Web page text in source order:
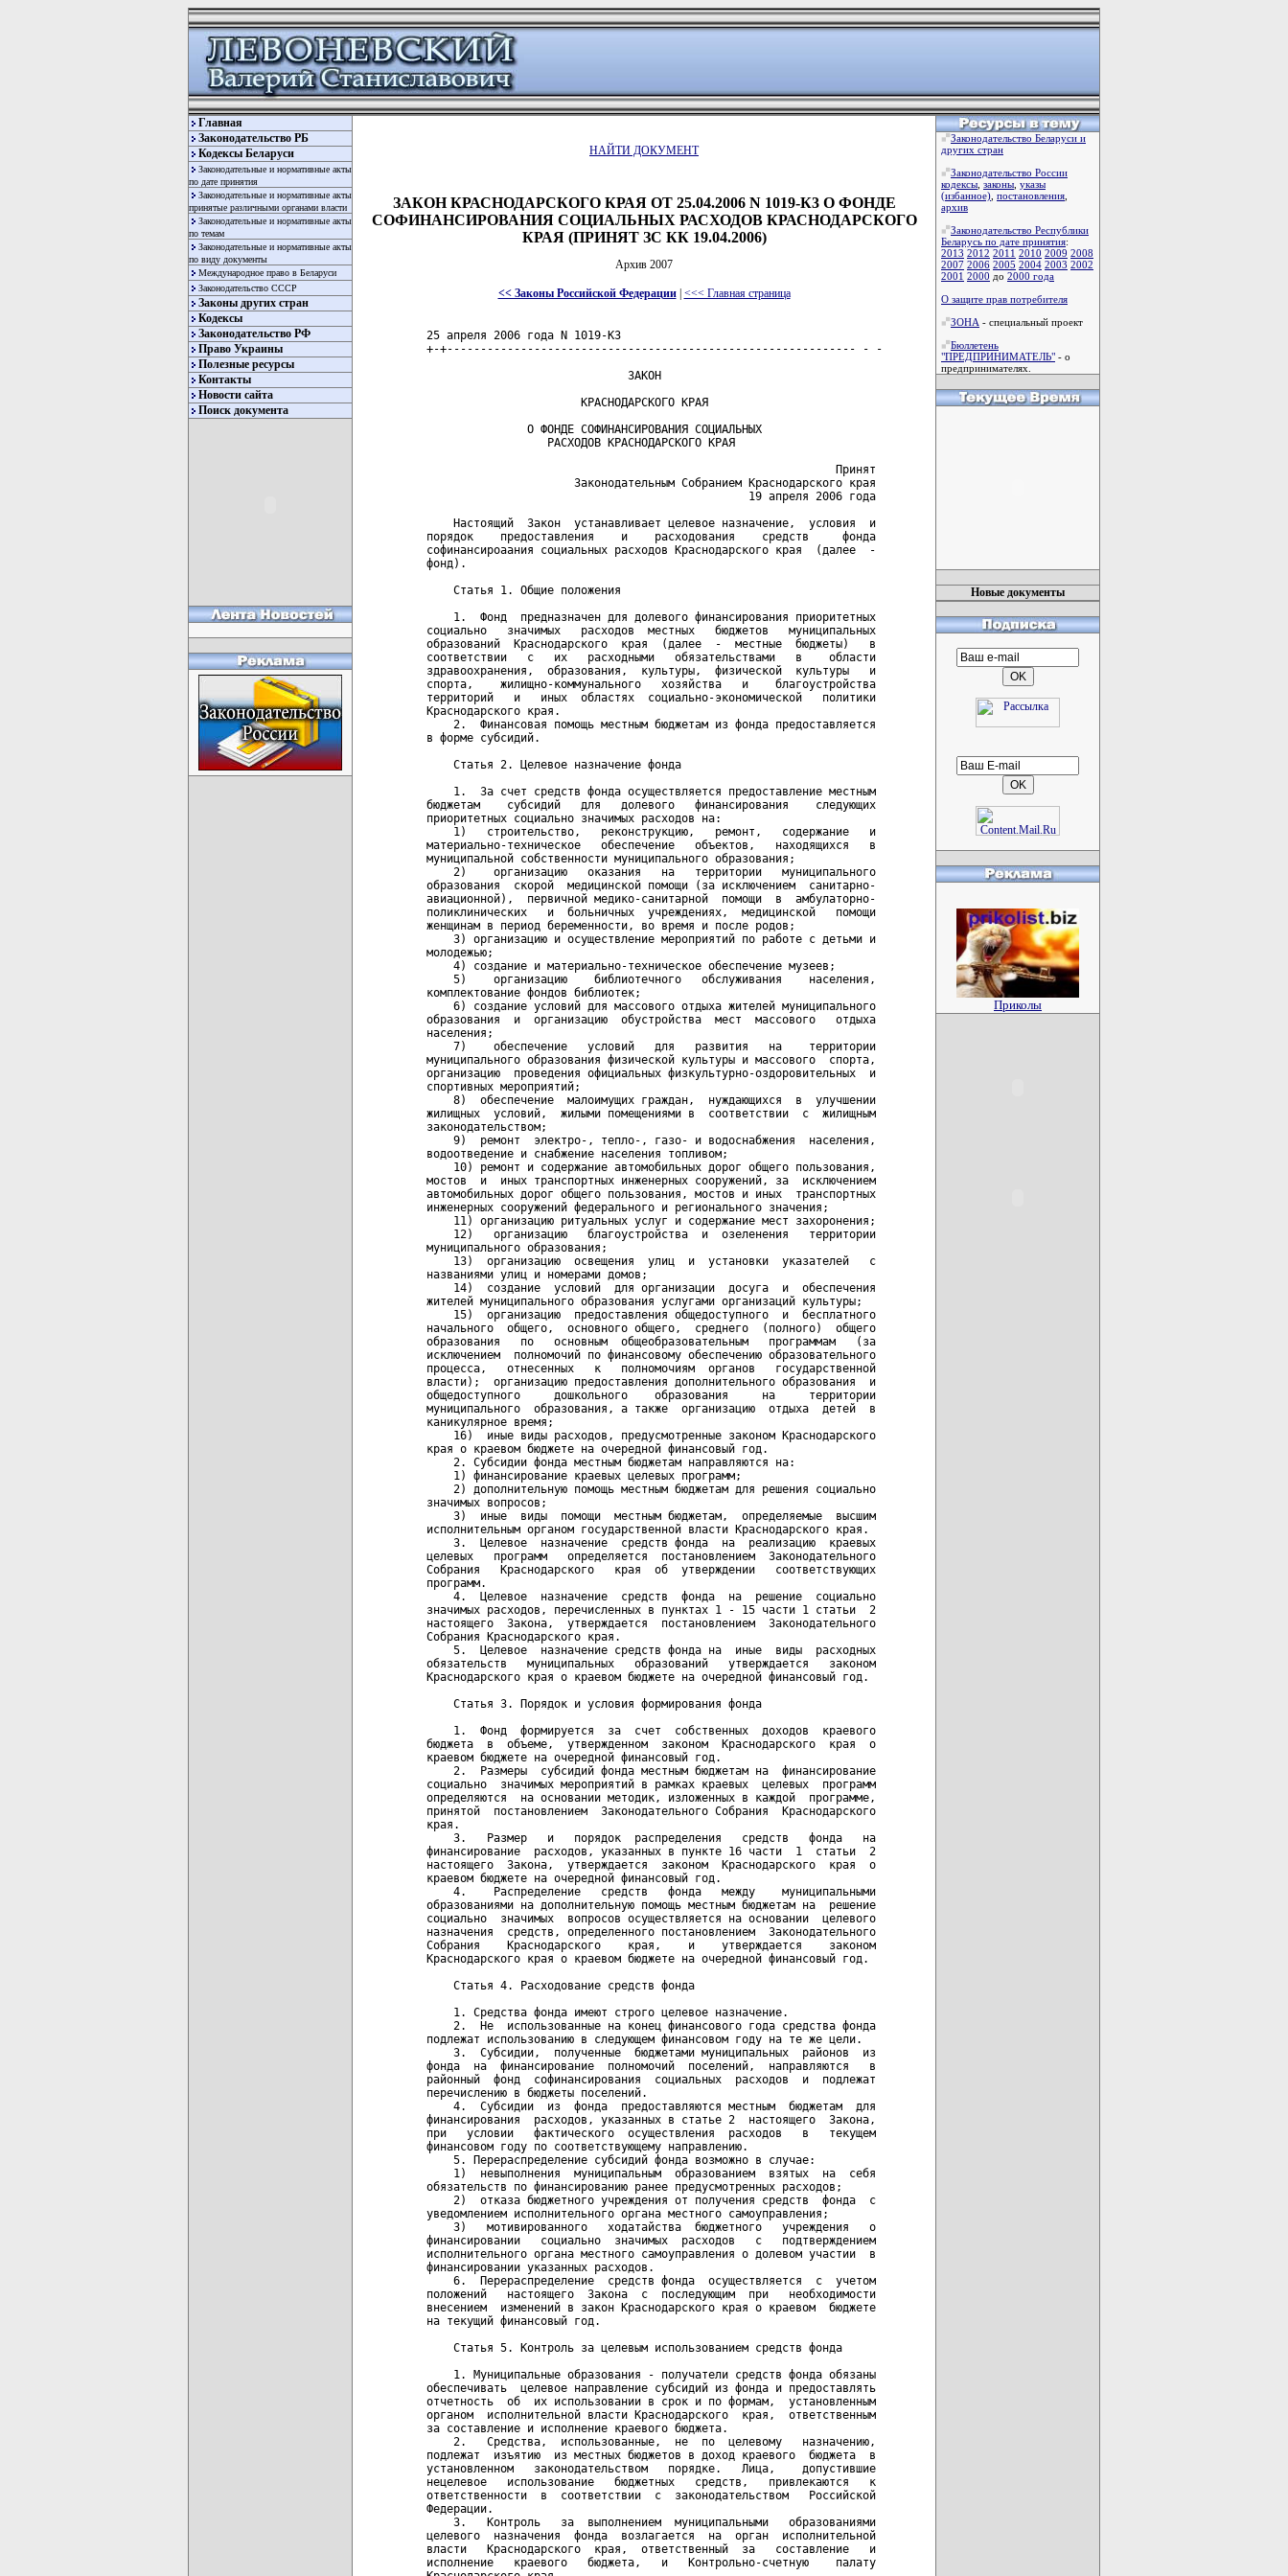
Главная
Законодательство РБ
Кодексы Беларуси
Законодательные и нормативные акты
по дате принятия
Законодательные и нормативные акты
принятые различными органами власти
Законодательные и нормативные акты
по темам
Законодательные и нормативные акты
по виду документы
Международное право в Беларуси
Законодательство СССР
Законы других стран
Кодексы
Законодательство РФ
Право Украины
Полезные ресурсы
Контакты
Новости сайта
Поиск документа
НАЙТИ ДОКУМЕНТ
ЗАКОН КРАСНОДАРСКОГО КРАЯ ОТ 25.04.2006 N 1019-К3 О ФОНДЕ
СОФИНАНСИРОВАНИЯ СОЦИАЛЬНЫХ РАСХОДОВ КРАСНОДАРСКОГО
КРАЯ (ПРИНЯТ ЗС КК 19.04.2006)
Архив 2007
<< Законы Российской Федерации| <<< Главная страница
Законодательство Беларуси и
других стран
Законодательство России
кодексы законы указы
(избанное) постановления
архив
Законодательство Республики
Беларусь по дате принятия:
2013 2012 2011 2010 2009 2008
2007 2006 2005 2004 2003 2002
2001 2000 до 2000 года
О защите прав потребителя
ЗОНА - специальный проект
Бюллетень
"ПРЕДПРИНИМАТЕЛЬ" - о
предпринимателях.
Новые документы
Приколы